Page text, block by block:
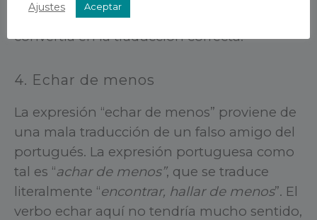
el parecido de la palabra con “
convertía en la traducción correcta.
4. Echar de menos
La expresión “echar de menos” proviene de
una mala traducción de un falso amigo del
portugués. La expresión portuguesa como
tal es “achar de menos”, que se traduce
literalmente “encontrar, hallar de menos”. El
verbo echar aquí no tendría mucho sentido,
Ajustes Aceptar